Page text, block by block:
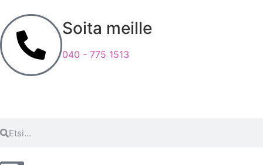
Soita meille
040 - 775 1513